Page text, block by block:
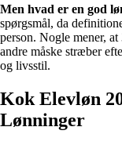
Men hvad er en god
spørgsmål, da
person. Nogle mener,
andre måske stræber
og livsstil.
Kok Elevløn
Lønninger